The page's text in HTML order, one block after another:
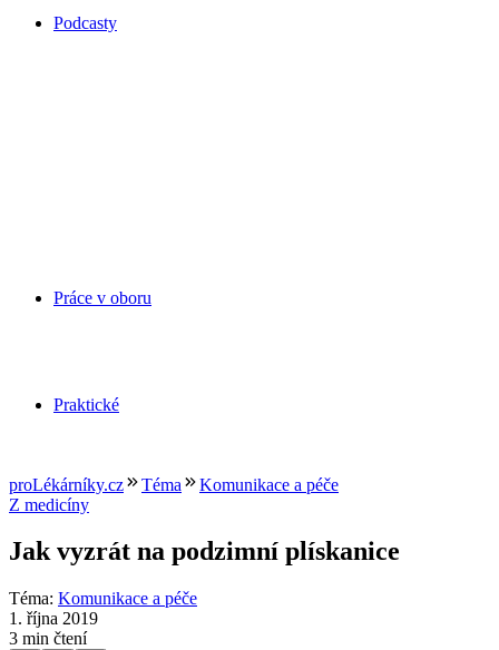
Podcasty
Práce v oboru
Praktické
proLékárníky.cz Téma
Komunikace a péče
Z medicíny
Jak vyzrát na podzimní plískanice
Téma: Komunikace a péče
1. října 2019
3 min čtení